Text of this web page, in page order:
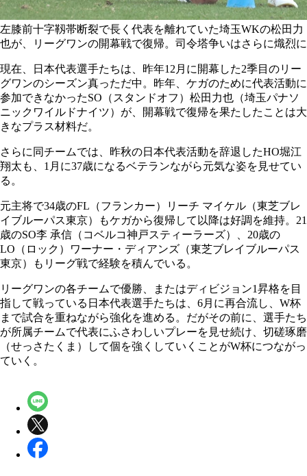
左膝前十字靱帯断裂で長く代表を離れていた埼玉WKの松田力
也が、リーグワンの開幕戦で復帰。司令塔争いはさらに熾烈に
現在、日本代表選手たちは、昨年12月に開幕した2季目のリー
グワンのシーズン真っただ中。昨年、ケガのために代表活動に
参加できなかったSO（スタンドオフ）松田力也（埼玉パナソ
ニックワイルドナイツ）が、開幕戦で復帰を果たしたことは大
きなプラス材料だ。
さらに同チームでは、昨秋の日本代表活動を辞退したHO堀江
翔太も、1月に37歳になるベテランながら元気な姿を見せてい
る。
元主将で34歳のFL（フランカー）リーチ マイケル（東芝ブレ
イブルーパス東京）もケガから復帰して以降は好調を維持。21
歳のSO李 承信（コベルコ神戸スティーラーズ）、20歳の
LO（ロック）ワーナー・ディアンズ（東芝ブレイブルーパス
東京）もリーグ戦で経験を積んでいる。
リーグワンの各チームで優勝、またはディビジョン1昇格を目
指して戦っている日本代表選手たちは、6月に再合流し、W杯
まで試合を重ねながら強化を進める。だがその前に、選手たち
が所属チームで代表にふさわしいプレーを見せ続け、切磋琢磨
（せっさたくま）して個を強くしていくことがW杯につながっ
ていく。